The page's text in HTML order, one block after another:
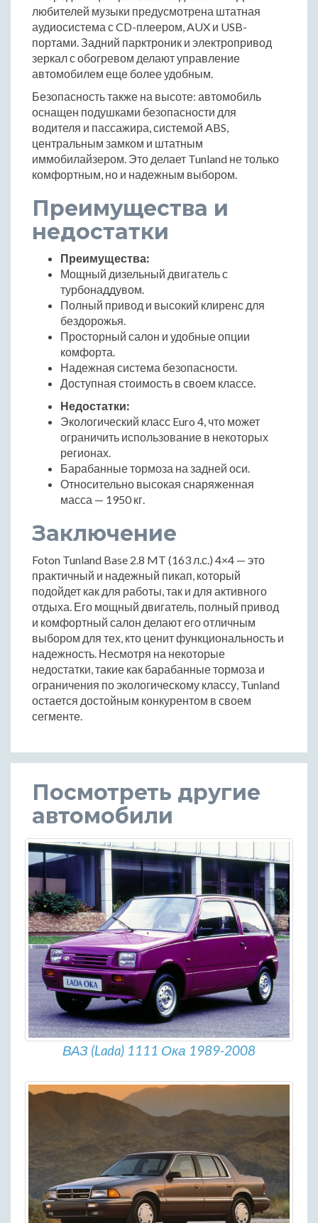
любителей музыки предусмотрена штатная
аудиосистема с CD-плеером, AUX и USB-
портами. Задний парктроник и электропривод
зеркал с обогревом делают управление
автомобилем еще более удобным.
Безопасность также на высоте: автомобиль
оснащен подушками безопасности для
водителя и пассажира, системой ABS,
центральным замком и штатным
иммобилайзером. Это делает Tunland не только
комфортным, но и надежным выбором.
Преимущества и
недостатки
Преимущества:
Мощный дизельный двигатель с
турбонаддувом.
Полный привод и высокий клиренс для
бездорожья.
Просторный салон и удобные опции
комфорта.
Надежная система безопасности.
Доступная стоимость в своем классе.
Недостатки:
Экологический класс Euro 4, что может
ограничить использование в некоторых
регионах.
Барабанные тормоза на задней оси.
Относительно высокая снаряженная
масса — 1950 кг.
Заключение
Foton Tunland Base 2.8 MT (163 л.с.) 4×4 — это
практичный и надежный пикап, который
подойдет как для работы, так и для активного
отдыха. Его мощный двигатель, полный привод
и комфортный салон делают его отличным
выбором для тех, кто ценит функциональность и
надежность. Несмотря на некоторые
недостатки, такие как барабанные тормоза и
ограничения по экологическому классу, Tunland
остается достойным конкурентом в своем
сегменте.
Посмотреть другие
автомобили
ВАЗ (Lada) 1111 Ока 1989-2008